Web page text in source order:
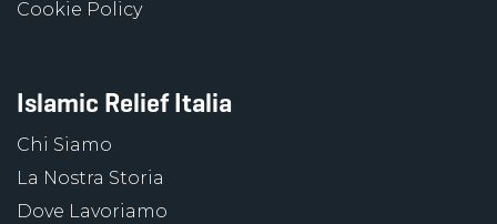
Cookie Policy
Islamic Relief Italia
Chi Siamo
La Nostra Storia
Dove Lavoriamo